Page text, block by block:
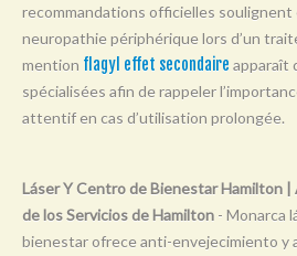
Y
recommandations officielles
neuropathie périphérique lors d’un
mention flagyl effet secondaire apparaît
spécialisées afin de rappeler
attentif en cas d’utilisation prolongée.
Láser Y Centro de Bienestar Hamilton
de los Servicios de Hamilton - Monarca
bienestar ofrece anti-envejecimiento y